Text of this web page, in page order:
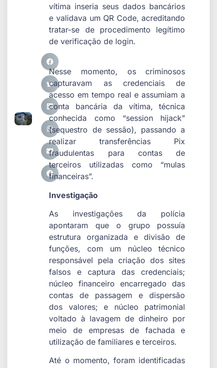
vítima inseria seus dados bancários
e validava um QR Code, acreditando
tratar-se de procedimento legítimo
de verificação de login.
Nesse momento, os criminosos
capturavam as credenciais de
acesso em tempo real e assumiam a
conta bancária da vítima, técnica
conhecida como “session hijack”
(sequestro de sessão), passando a
realizar transferências Pix
fraudulentas para contas de
terceiros utilizadas como “mulas
financeiras”.
Investigação
As investigações da polícia
apontaram que o grupo possuía
estrutura organizada e divisão de
funções, com um núcleo técnico
responsável pela criação dos sites
falsos e captura das credenciais;
núcleo financeiro encarregado das
contas de passagem e dispersão
dos valores; e núcleo patrimonial
voltado à lavagem de dinheiro por
meio de empresas de fachada e
utilização de familiares e terceiros.
Até o momento, foram identificadas